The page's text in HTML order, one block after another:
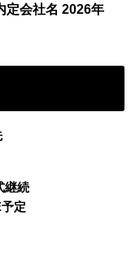
定会社名 2026年
継続
定